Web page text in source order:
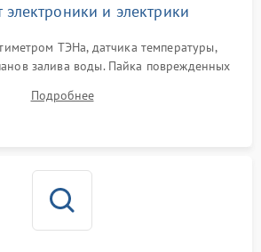
электроники и электрики
ТЭНа, датчика температуры,
залива воды. Пайка поврежденных
целостности проводки и контактов.
Подробнее